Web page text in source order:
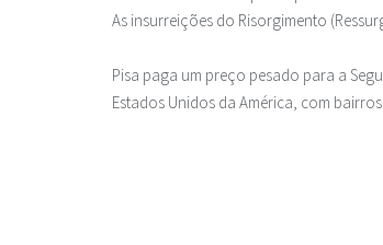
As insurreições do Risorgimento
Pisa paga um preço pesado para a
Estados Unidos da América, com